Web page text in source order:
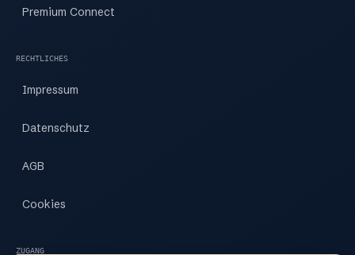
Premium Connect
RECHTLICHES
Impressum
Datenschutz
AGB
Cookies
ZUGANG